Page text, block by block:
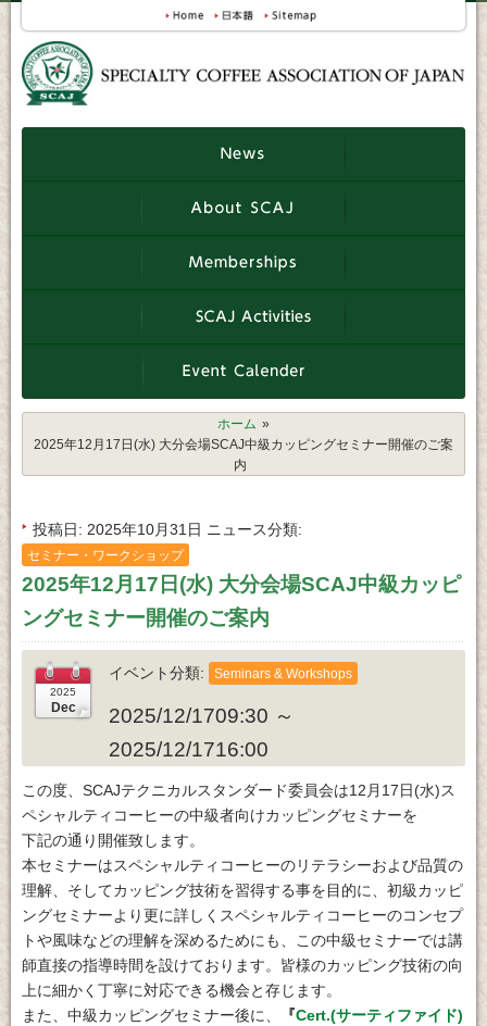
ホーム
2025年12月17日(水) 大分会場SCAJ中級カッピングセミナー開催のご案
内
投稿日 2025年10月31日 ニュース分類
セミナー・ワークショップ
2025年12月17日(水) 大分会場SCAJ中級カッピ
ングセミナー開催のご案内
イベント分類 Seminars & Workshops
2025/12/1709:30 ～
2025/12/1716:00
この度、SCAJテクニカルスタンダード委員会は12月17日(水)ス
ペシャルティコーヒーの中級者向けカッピングセミナーを
下記の通り開催致します。
本セミナーはスペシャルティコーヒーのリテラシーおよび品質の
理解、そしてカッピング技術を習得する事を目的に、初級カッピ
ングセミナーより更に詳しくスペシャルティコーヒーのコンセプ
トや風味などの理解を深めるためにも、この中級セミナーでは講
師直接の指導時間を設けております。皆様のカッピング技術の向
上に細かく丁寧に対応できる機会と存じます。
また、中級カッピングセミナー後に、
『Cert.(サーティファイド)